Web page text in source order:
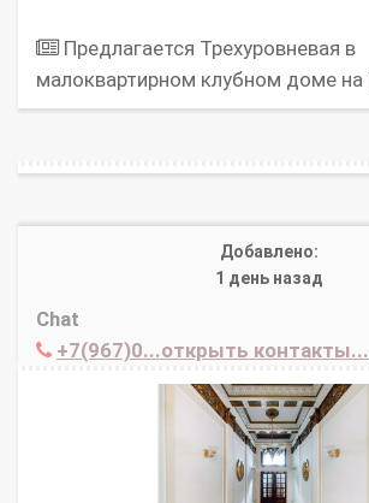
Предлагается Трехуровневая в
малоквартирном клубном доме на
Добавлено:
1 день назад
Chat
+7(967)0...открыть контакты...